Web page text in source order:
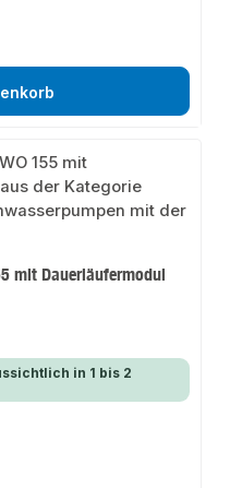
mit Dauerläufermodul
in 1 bis 2